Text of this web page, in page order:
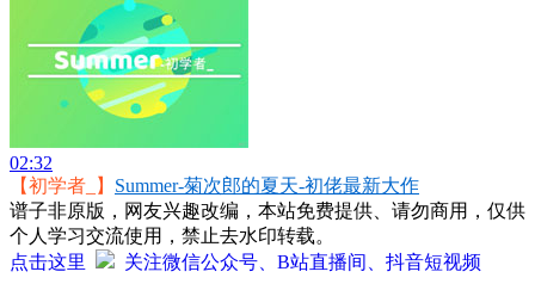
02:32
【初学者_】 Summer-菊次郎的夏天-初佬最新大作
谱子非原版，网友兴趣改编，本站免费提供、请勿商用，仅供
个人学习交流使用，禁止去水印转载。
点击这里
关注微信公众号、B站直播间、抖音短视频